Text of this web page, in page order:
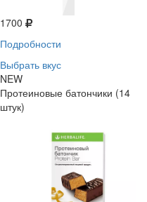
1700
Подробности
Выбрать вкус
NEW
Протеиновые батончики (14
штук)